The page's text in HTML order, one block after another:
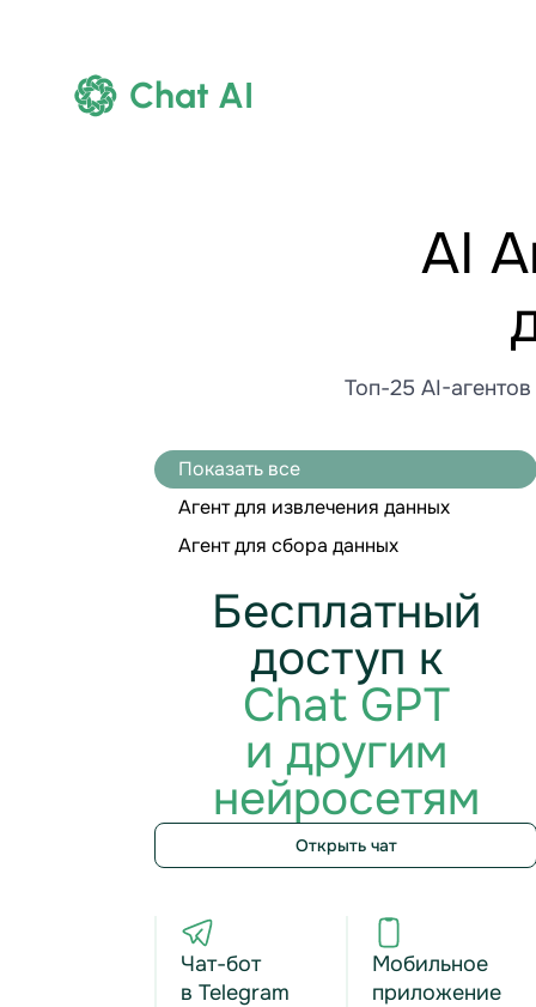
Chat AI
AI
Топ-25 AI-
Показать все
Агент для извлечения данных
Агент для сбора данных
Бесплатный
доступ к
Chat GPT
и другим
нейросетям
Открыть чат
Чат-бот
в Telegram
Мобильное
приложение